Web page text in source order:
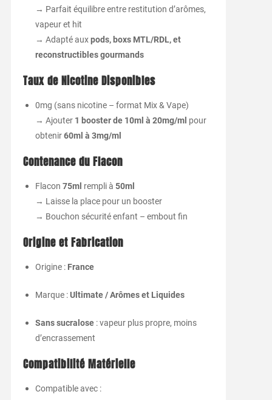
→ Parfait équilibre entre restitution d’arômes,
vapeur et hit
→ Adapté auxpods, boxs MTL/RDL, et
reconstructibles gourmands
Taux de Nicotine Disponibles
0mg (sans nicotine – format Mix & Vape)
→ Ajouter 1 booster de 10ml à 20mg/ml pour
obtenir60ml à 3mg/ml
Contenance du Flacon
Flacon 75ml rempli à 50ml
→ Laisse la place pour un booster
→ Bouchon sécurité enfant – embout fin
Origine et Fabrication
Origine : France
Marque :Ultimate / Arômes et Liquides
Sans sucralose: vapeur plus propre, moins
d’encrassement
Compatibilité Matérielle
Compatible avec :